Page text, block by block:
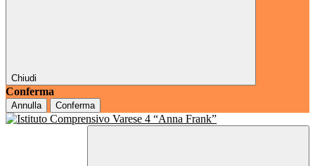
Chiudi
Conferma
Annulla Conferma